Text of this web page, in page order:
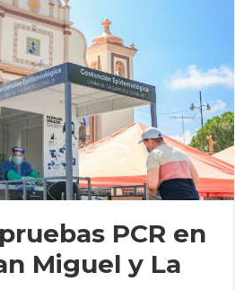
PCR en
Miguel y La